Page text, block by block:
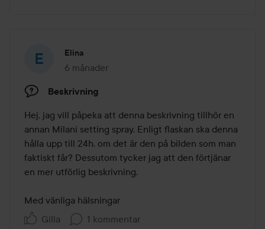
Elina
6 månader
Inlägget skapades 6 månader
Beskrivning
Hej, jag vill påpeka att denna beskrivning tillhör en
annan Milani setting spray. Enligt flaskan ska denna
hålla upp till 24h, om det är den på bilden som man
faktiskt får? Dessutom tycker jag att den förtjänar
en mer utförlig beskrivning.
Med vänliga hälsningar
Gilla
1 kommentar